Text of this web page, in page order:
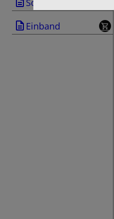
Sonderausgabe
Einband